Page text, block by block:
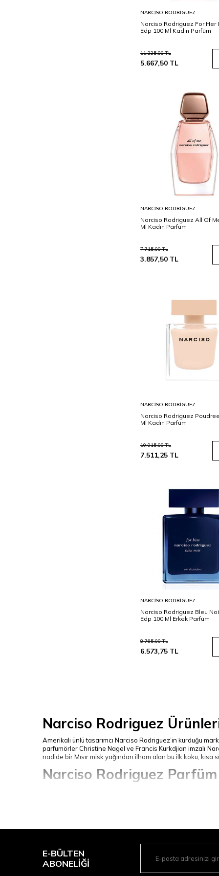
Ekle
NARCISO RODRIGUEZ
Narciso Rodriguez For Her
Edp 100 Ml Kadın Parfüm
11.335,00TL
5.667,50 TL
Ekle
NARCISO RODRIGUEZ
Narciso Rodriguez All Of
Ml Kadın Parfüm
7.715,00TL
3.857,50 TL
Ekle
NARCISO RODRIGUEZ
Narciso Rodriguez
Ml Kadın Parfüm
10.015,00TL
7.511,25 TL
Ekle
NARCISO RODRIGUEZ
Narciso Rodriguez Bleu
Edp 100 Ml Erkek Parfüm
8.765,00TL
6.573,75 TL
Narciso Rodriguez
Amerikalı ünlü tasarımcı Narciso Rodriguez’in kurduğu
parfümörler Christine Nagel ve Francis Kurkdjian imzalı
nadide bir Mısır misk yağından ilham alan bu ilk koku,
Narciso Rodriguez
çok daha zengin bir profil sunar.
Yeni nesil ve çok boyutlu bir çizgi.
Narciso Rodriguez Parfüm
E-BÜLTEN
ABONELIĞI